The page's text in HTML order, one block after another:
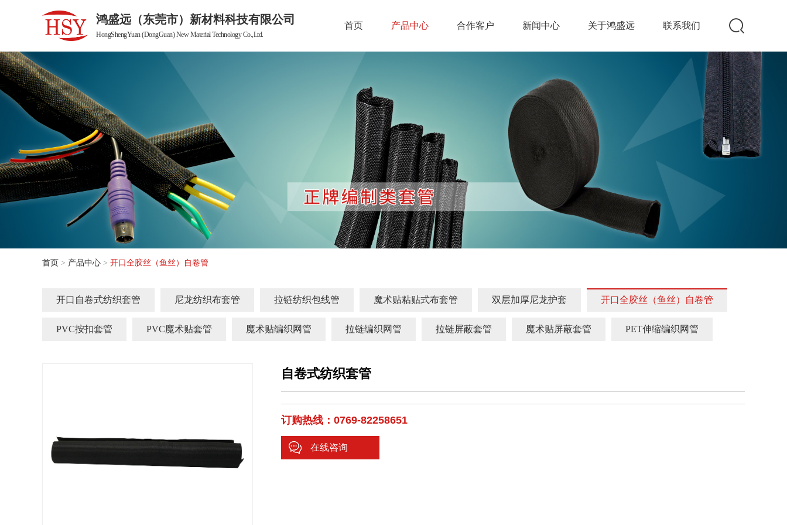
鸿盛远（东莞市）新材料科技有限公司
HongShengYuan (DongGuan) New Material Technology Co.,Ltd.
首页 产品中心 合作客户 新闻中心 关于鸿盛远 联系我们
首页 > 产品中心 > 开口全胶丝（鱼丝）自卷管
开口自卷式纺织套管 尼龙纺织布套管 拉链纺织包线管 魔术贴粘贴式布套管 双层加厚尼龙护套 开口全胶丝（鱼丝）自卷管
PVC按扣套管 PVC魔术贴套管 魔术贴编织网管 拉链编织网管 拉链屏蔽套管 魔术贴屏蔽套管 PET伸缩编织网管
自卷式纺织套管
订购热线：0769-82258651
在线咨询